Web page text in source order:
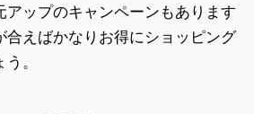
アップのキャンペーンもあります
合えばかなりお得にショッピング
。